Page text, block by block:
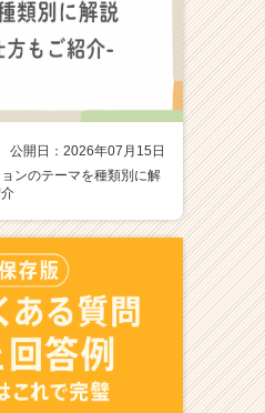
公開日：2026年07月15日
ンのテーマを種類別に解